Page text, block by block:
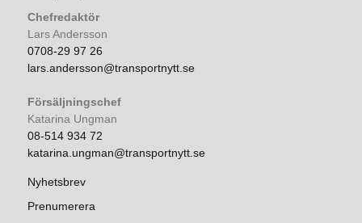
Chefredaktör
Lars Andersson
0708-29 97 26
lars.andersson@transportnytt.se
Försäljningschef
Katarina Ungman
08-514 934 72
katarina.ungman@transportnytt.se
Nyhetsbrev
Prenumerera